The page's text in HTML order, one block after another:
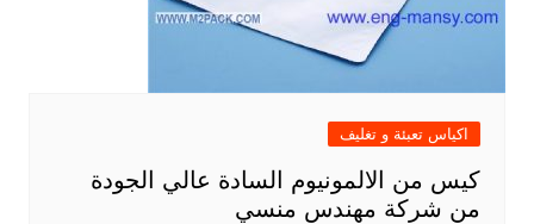
اكياس تعبئة و تغليف
كيس من الالمونيوم السادة عالي الجودة
من شركة مهندس منسي